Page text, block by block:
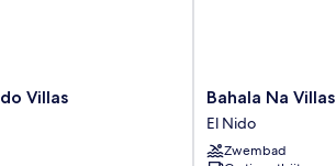
Villas
Bahala
Na
Villas
El
Bahala Na Villas
El Nido
Zwembad